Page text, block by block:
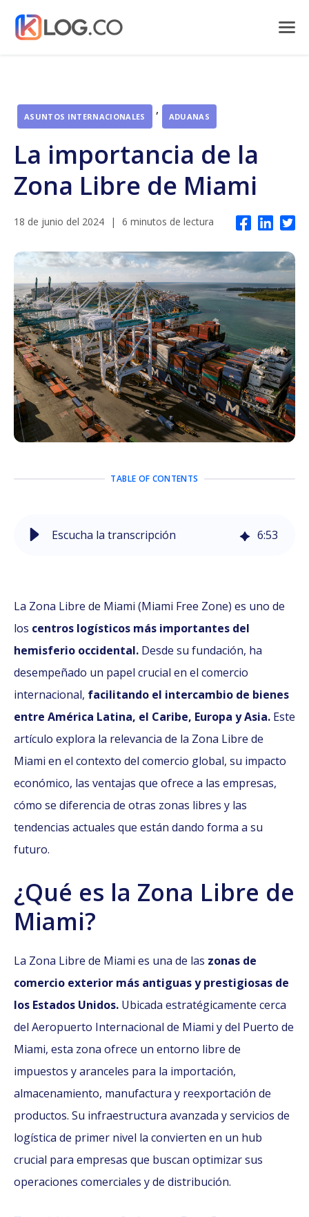
ASUNTOS INTERNACIONALES , ADUANAS
La importancia de la
Zona Libre de Miami
18 de junio del 2024 | 6 minutos de lectura
TABLE OF CONTENTS
Escucha la transcripción 6:53
La Zona Libre de Miami (Miami Free Zone) es uno de
los centros logísticos más importantes del
hemisferio occidental. Desde su fundación, ha
desempeñado un papel crucial en el comercio
internacional, facilitando el intercambio de bienes
entre América Latina, el Caribe, Europa y Asia. Este
artículo explora la relevancia de la Zona Libre de
Miami en el contexto del comercio global, su impacto
económico, las ventajas que ofrece a las empresas,
cómo se diferencia de otras zonas libres y las
tendencias actuales que están dando forma a su
futuro.
¿Qué es la Zona Libre de
Miami?
La Zona Libre de Miami es una de las zonas de
comercio exterior más antiguas y prestigiosas de
los Estados Unidos. Ubicada estratégicamente cerca
del Aeropuerto Internacional de Miami y del Puerto de
Miami, esta zona ofrece un entorno libre de
impuestos y aranceles para la importación,
almacenamiento, manufactura y reexportación de
productos. Su infraestructura avanzada y servicios de
logística de primer nivel la convierten en un hub
crucial para empresas que buscan optimizar sus
operaciones comerciales y de distribución.